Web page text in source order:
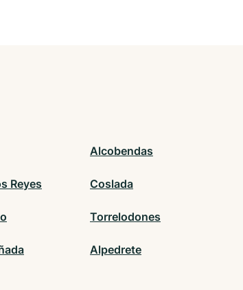
Alcobendas
Reyes Coslada
Torrelodones
Alpedrete